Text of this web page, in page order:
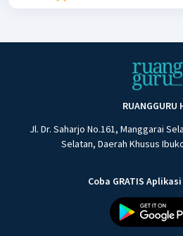
RUANGGURU
Jl. Dr. Saharjo No.161, Manggarai
Selatan, Daerah Khusus
Coba GRATIS